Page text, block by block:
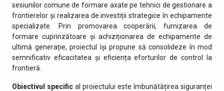
sesiunilor comune de formare axate pe tehnici de gestionare a
frontierelor și realizarea de investiții strategice în echipamente
specializate. Prin promovarea cooperării, furnizarea de
formare cuprinzătoare și achiziționarea de echipamente de
ultimă generație, proiectul își propune să consolideze în mod
semnificativ eficacitatea și eficiența eforturilor de control la
frontieră.
Obiectivul specific al proiectului este îmbunătățirea siguranței